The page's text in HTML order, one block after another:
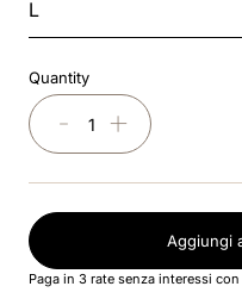
6.
7.smart
8.accessori
L
Quantity
＋
－
Aggiungi
Paga in 3 rate senza interessi con